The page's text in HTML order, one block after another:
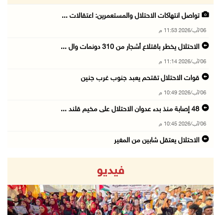
تواصل انتهاكات الاحتلال والمستعمرين: اعتقالات ...
06/آب/2026 11:53 م
الاحتلال يخطر باقتلاع أشجار من 310 دونمات وال ...
06/آب/2026 11:14 م
قوات الاحتلال تقتحم يعبد جنوب غرب جنين
06/آب/2026 10:49 م
48 إصابة منذ بدء عدوان الاحتلال على مخيم قلند ...
06/آب/2026 10:45 م
الاحتلال يعتقل شابين من المغير
وزير الداخلية يبحث مع مكافحة المخدرات الدولي ...
06/آب/2026 10:01 م
رئيس بلدية الخليل يطلع وفدا أميركيا على تطورا ...
فيديو